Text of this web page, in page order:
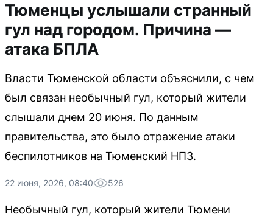
Тюменцы услышали странный
гул над городом. Причина —
атака БПЛА
Власти Тюменской области объяснили, с чем
был связан необычный гул, который жители
слышали днем 20 июня. По данным
правительства, это было отражение атаки
беспилотников на Тюменский НПЗ.
22 июня, 2026, 08:40 526
Необычный гул, который жители Тюмени